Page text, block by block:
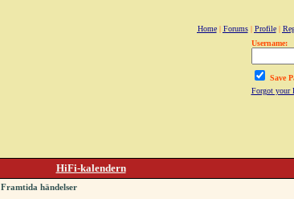
Home| Forums| Profile|
Username:
Save
Forgot your
HiFi-kalendern
Framtida händelser